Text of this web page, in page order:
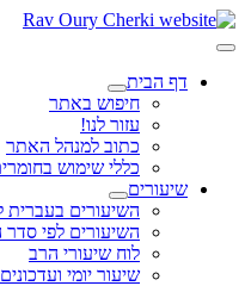
דף הבית
חיפוש באתר
עזור לנו!
כתוב למנהל האתר
כללי שימוש
שיעורים
השיעורים בעברית
השיעורים לפי
לוח שיעורי הרב
שיעור יומי